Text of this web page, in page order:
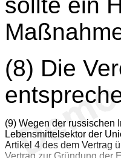
(8) Die
(9) Wegen der russischen
Lebensmittelsektor der
Artikel 4 des dem Vertrag
Vertrag zur Gründung der